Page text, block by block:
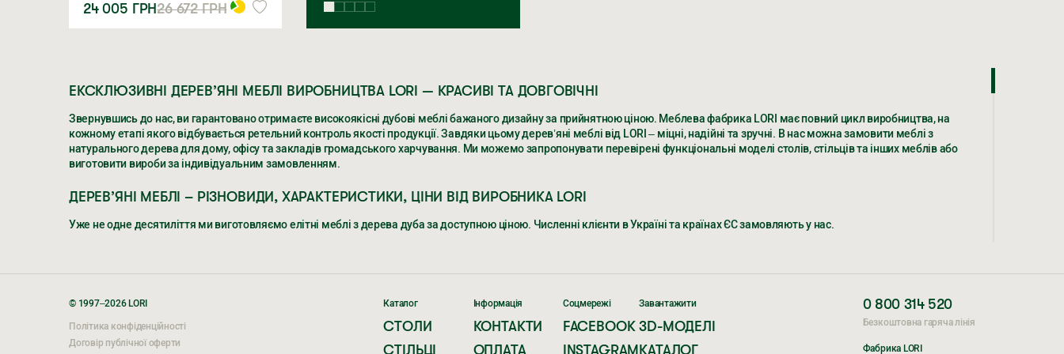
24 005 ГРН26 672ГРН
ЕКСКЛЮЗИВНІ ДЕРЕВ’ЯНІ МЕБЛІ ВИРОБНИЦТВА LORI — КРАСИВІ ТА ДОВГОВІЧНІ
Звернувшись до нас, ви гарантовано отримаєте високоякісні дубові меблі бажаного дизайну за прийнятною ціною. Меблева фабрика LORI має повний цикл виробництва, на
кожному етапі якого відбувається ретельний контроль якості продукції. Завдяки цьому дерев’яні меблі від LORI – міцні, надійні та зручні. В нас можна замовити меблі з
натурального дерева для дому, офісу та закладів громадського харчування. Ми можемо запропонувати перевірені функціональні моделі столів, стільців та інших меблів або
виготовити вироби за індивідуальним замовленням.
ДЕРЕВ’ЯНІ МЕБЛІ – РІЗНОВИДИ, ХАРАКТЕРИСТИКИ, ЦІНИ ВІД ВИРОБНИКА LORI
Уже не одне десятиліття ми виготовляємо елітні меблі з дерева дуба за доступною ціною. Численні клієнти в Україні та країнах ЄС замовляють у нас.
кожному етапі якого відбувається ретельний контроль якості продукції. Завдяки цьому дерев’яні меблі від LORI – міцні, надійні та зручні. В нас можна замовити меблі з
натурального дерева для дому, офісу та закладів громадського харчування. Ми можемо запропонувати перевірені функціональні моделі столів, стільців та інших меблів або
виготовити вироби за індивідуальним замовленням.
© 1997–2026 LORI
Політика конфіденційності
Договір публічної оферти
Каталог
СТОЛИ
СТІЛЬЦІ
Інформація
КОНТАКТИ
ОПЛАТА
Соцмережі
FACEBOOK
INSTAGRAM
Завантажити
3D-МОДЕЛІ
КАТАЛОГ
0 800 314 520
Безкоштовна гаряча лінія
Фабрика LORI